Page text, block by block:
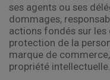
ses agents ou ses
dommages,
actions fondés sur les
protection de la
marque de
propriété intellectuelle.